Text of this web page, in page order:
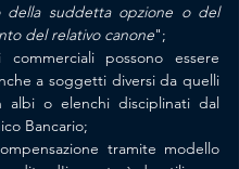
della suddetta opzione o del
del relativo canone";
possono essere
a soggetti diversi da quelli
albi o elenchi disciplinati dal
Bancario;
tramite modello